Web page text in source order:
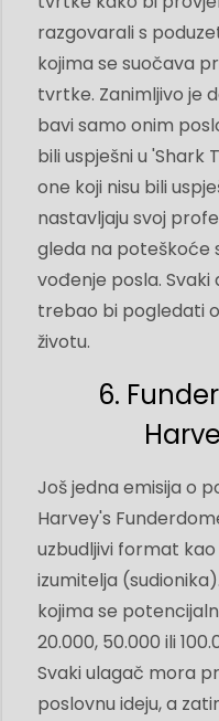
razgovarali s
kojima se suočava
tvrtke. Zanimljivo je
bavi samo onim
bili uspješni u
one koji nisu bili
nastavljaju svoj
gleda na poteškoće
vođenje posla.
trebao bi pogledati
životu.
6.
Još jedna emisija o
Harvey's
uzbudljivi format
izumitelja
kojima se
20.000, 50.000 ili
Svaki ulagač mora
poslovnu ideju, a